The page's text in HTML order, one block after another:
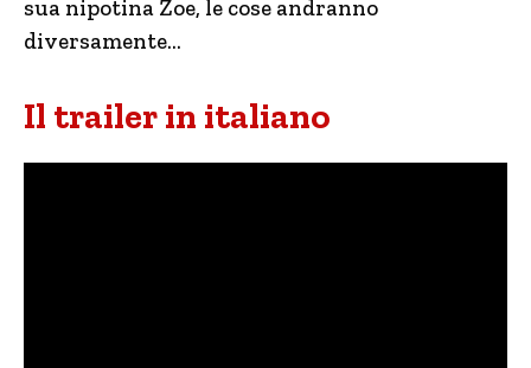
sua nipotina Zoe, le cose andranno
diversamente…
Il trailer in italiano